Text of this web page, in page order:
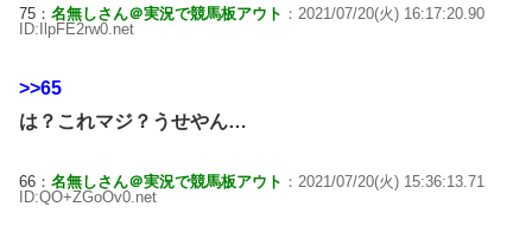
75： 名無しさん＠実況で競馬板アウト ：2021/07/20(火) 16:17:20.90
ID:IlpFE2rw0.net
>>65
は？これマジ？うせやん…
66： 名無しさん＠実況で競馬板アウト ：2021/07/20(火) 15:36:13.71
ID:QO+ZGoOv0.net